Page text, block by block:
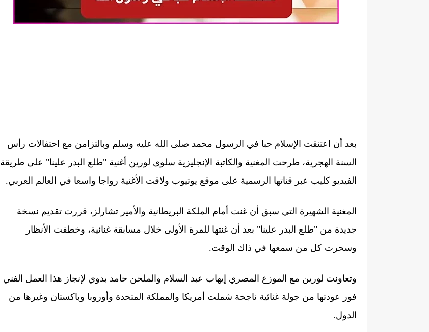
بعد أن اعتنقت الإسلام حبا في الرسول محمد صلى الله عليه وسلم وبالتزامن مع احتفالات رأس
السنة الهجرية، طرحت المغنية والكاتبة الإنجليزية سلوى لورين أغنية "طلع البدر علينا" على طريقة
الفيديو كليب عبر قناتها الرسمية على موقع يوتيوب ولاقت الأغنية رواجا واسعا في العالم العربي.
المغنية الشهيرة التي سبق أن غنت أمام الملكة البريطانية والأمير تشارلز، قررت تقديم نسخة
جديدة من "طلع البدر علينا" بعد أن غنتها للمرة الأولى خلال مسابقة غنائية، وخطفت الأنظار
وسحرت كل من سمعها في ذاك الوقت.
وتعاونت لورين مع الموزع المصري إيهاب عبد السلام والملحن حامد بدوي لإنجاز هذا العمل الفني
فور عودتها من جولة غنائية ناجحة شملت أمريكا والمملكة المتحدة وأوروبا وباكستان وغيرها من
الدول.